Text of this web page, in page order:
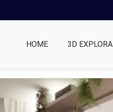
HOME 3D EXPLORA